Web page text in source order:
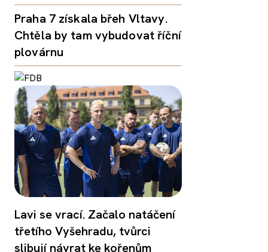
Praha 7 získala břeh Vltavy.
Chtěla by tam vybudovat říční
plovárnu
Lavi se vrací. Začalo natáčení
třetího Vyšehradu, tvůrci
slibují návrat ke kořenům